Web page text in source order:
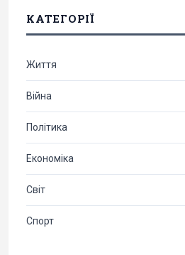
КАТЕГОРІЇ
Життя
Війна
Політика
Економіка
Світ
Спорт